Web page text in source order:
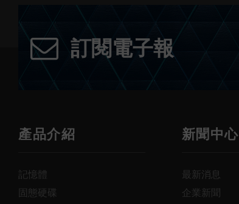
訂閱電子報
產品介紹
記憶體
固態硬碟
新聞中心
最新消息
企業新聞